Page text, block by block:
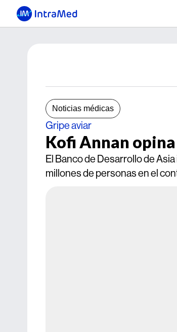
Noticias médicas
Gripe aviar
Kofi Annan
El Banco de Desarrollo de
millones de personas en el